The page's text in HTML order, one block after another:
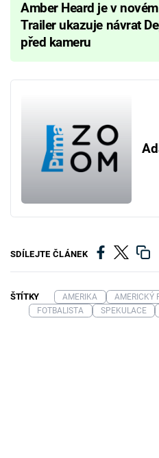
Amber Heard je v
Trailer ukazuje návrat
před kameru
SDÍLEJTE ČLÁNEK
ŠTÍTKY AMERIKA AMERICKÝ
FOTBALISTA
SPEKULACE